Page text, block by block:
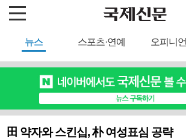
뉴스 스포츠·연예 오피니언
田 약자와 스킨십, 朴 여성표심 공략